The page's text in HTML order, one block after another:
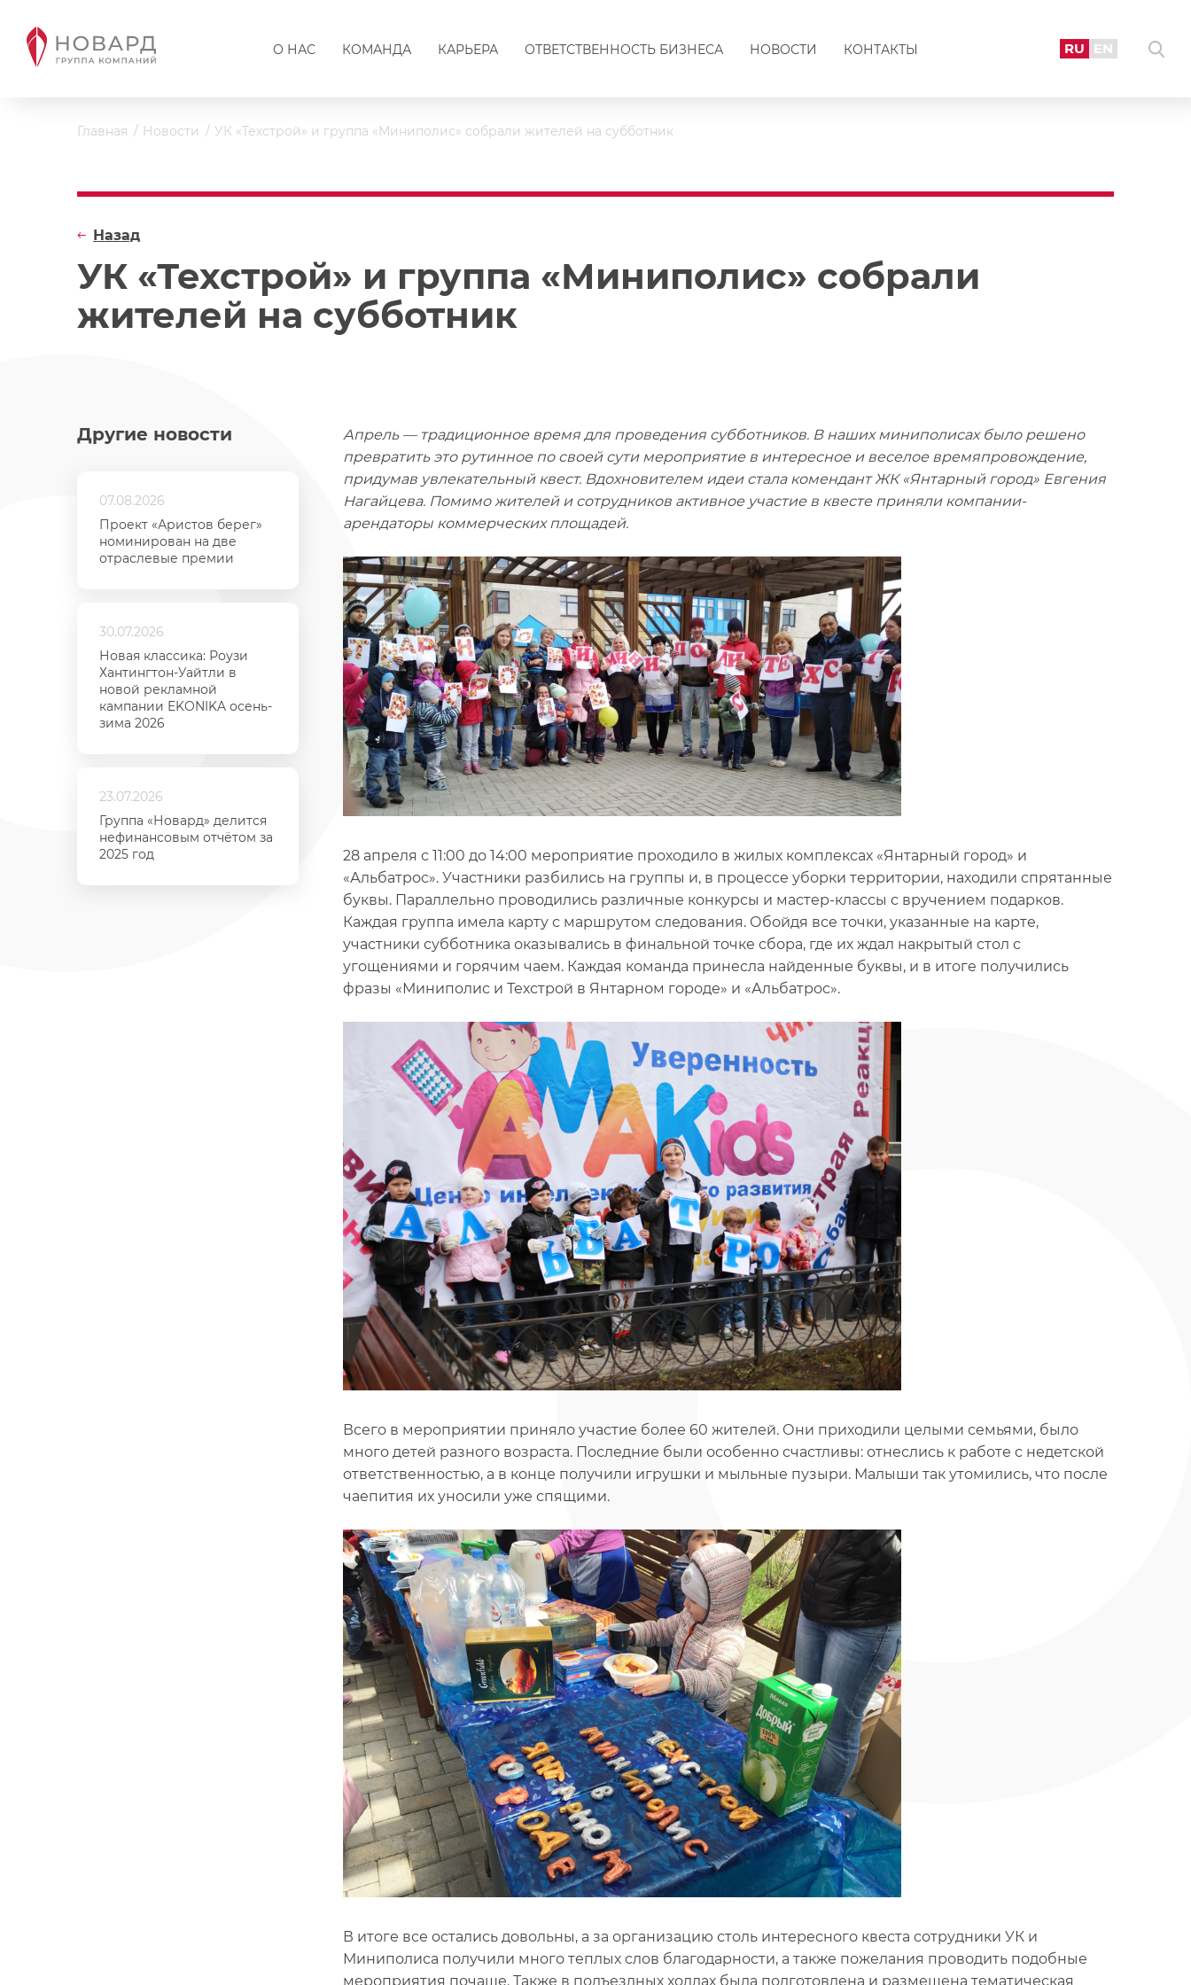
О НАС КОМАНДА КАРЬЕРА ОТВЕТСТВЕННОСТЬ БИЗНЕСА НОВОСТИ КОНТАКТЫ RU EN
Главная Новости УК «Техстрой» и группа «Миниполис» собрали жителей на субботник
УК «Техстрой» и группа «Миниполис» собрали
жителей на субботник
Назад
Другие новости
07.08.2026
Проект «Аристов берег»
номинирован на две
отраслевые премии
30.07.2026
Новая классика: Роузи
Хантингтон-Уайтли в
новой рекламной
кампании EKONIKA осень-
зима 2026
23.07.2026
Группа «Новард» делится
нефинансовым отчётом за
2025 год
Апрель — традиционное время для проведения субботников. В наших миниполисах было решено
превратить это рутинное по своей сути мероприятие в интересное и веселое времяпровождение,
придумав увлекательный квест. Вдохновителем идеи стала комендант ЖК «Янтарный город» Евгения
Нагайцева. Помимо жителей и сотрудников активное участие в квесте приняли компании-
арендаторы коммерческих площадей.
28 апреля с 11:00 до 14:00 мероприятие проходило в жилых комплексах «Янтарный город» и
«Альбатрос». Участники разбились на группы и, в процессе уборки территории, находили спрятанные
буквы. Параллельно проводились различные конкурсы и мастер-классы с вручением подарков.
Каждая группа имела карту с маршрутом следования. Обойдя все точки, указанные на карте,
участники субботника оказывались в финальной точке сбора, где их ждал накрытый стол с
угощениями и горячим чаем. Каждая команда принесла найденные буквы, и в итоге получились
фразы «Миниполис и Техстрой в Янтарном городе» и «Альбатрос».
Всего в мероприятии приняло участие более 60 жителей. Они приходили целыми семьями, было
много детей разного возраста. Последние были особенно счастливы: отнеслись к работе с недетской
ответственностью, а в конце получили игрушки и мыльные пузыри. Малыши так утомились, что после
чаепития их уносили уже спящими.
В итоге все остались довольны, а за организацию столь интересного квеста сотрудники УК и
Миниполиса получили много теплых слов благодарности, а также пожелания проводить подобные
мероприятия почаще. Также в подъездных холлах была подготовлена и размещена тематическая